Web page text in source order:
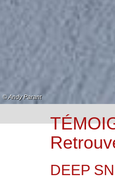
© Andy Parant
© Nicolas Schlosser
© Nicolas Schlosser
© Andy Parant
© Andy Parant
© Nicolas Schlosser
© Andy Parant
© Nicolas Schlosser
© Simon Valenti
© Andy Parant
© Andy Parant
© Stépane Cande
DEEP